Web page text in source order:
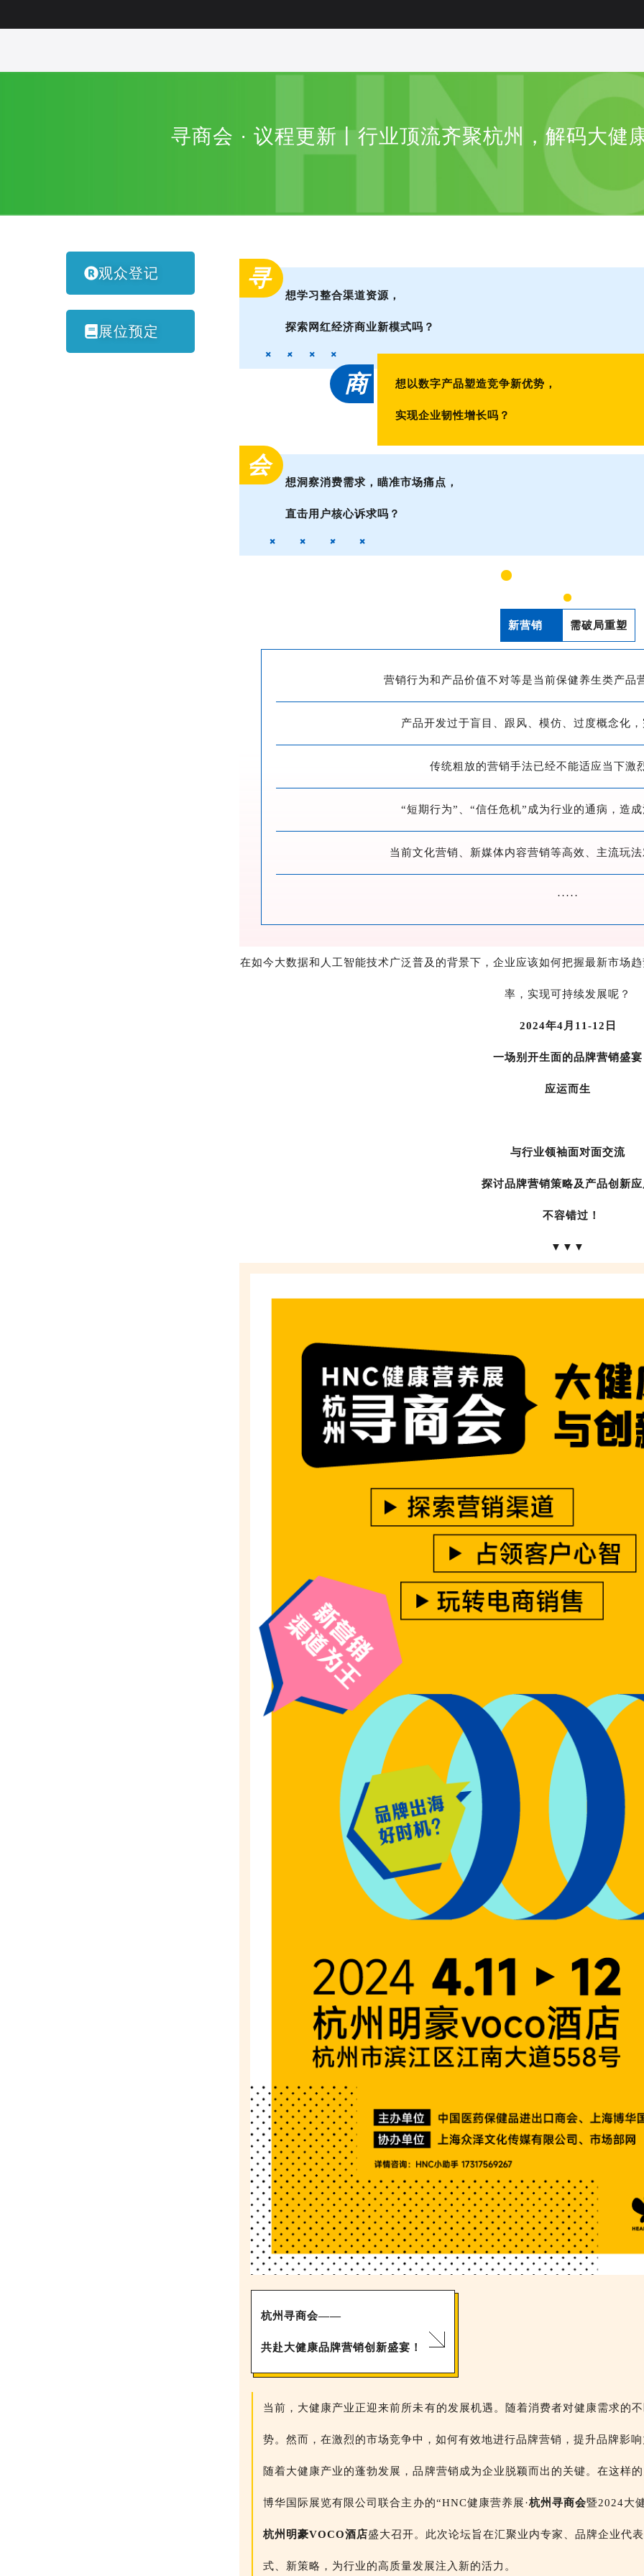
寻商会 · 议程更新丨行业顶流齐聚杭州，解码大健
观众登记
展位预定
寻
想学习整合渠道资源，
探索网红经济商业新模式吗？
商 想以数字产品塑造竞争新优势，
实现企业韧性增长吗？
会
想洞察消费需求，瞄准市场痛点，
直击用户核心诉求吗？
新营销 需破局重塑
营销行为和产品价值不对等是当前保健养生类产品
产品开发过于盲目、跟风、模仿、过度概念化
传统粗放的营销手法已经不能适应当下激
“短期行为”、“信任危机”成为行业的通病，造
当前文化营销、新媒体内容营销等高效、主流玩
·····
在如今大数据和人工智能技术广泛普及的背景下，企业应该如何把握最新市场
率，实现可持续发展呢？
2024年4月11-12日
一场别开生面的品牌营销盛宴
应运而生
与行业领袖面对面交流
探讨品牌营销策略及产品创新
不容错过！
▼▼▼
杭州寻商会——
共赴大健康品牌营销创新盛宴！
当前，大健康产业正迎来前所未有的发展机遇。随着消费者对健康需求的
势。然而，在激烈的市场竞争中，如何有效地进行品牌营销，提升品牌影
随着大健康产业的蓬勃发展，品牌营销成为企业脱颖而出的关键。在这样
博华国际展览有限公司联合主办的“HNC健康营养展·杭州寻商会暨2024大
杭州明豪VOCO酒店盛大召开。此次论坛旨在汇聚业内专家、品牌企业代
式、新策略，为行业的高质量发展注入新的活力。